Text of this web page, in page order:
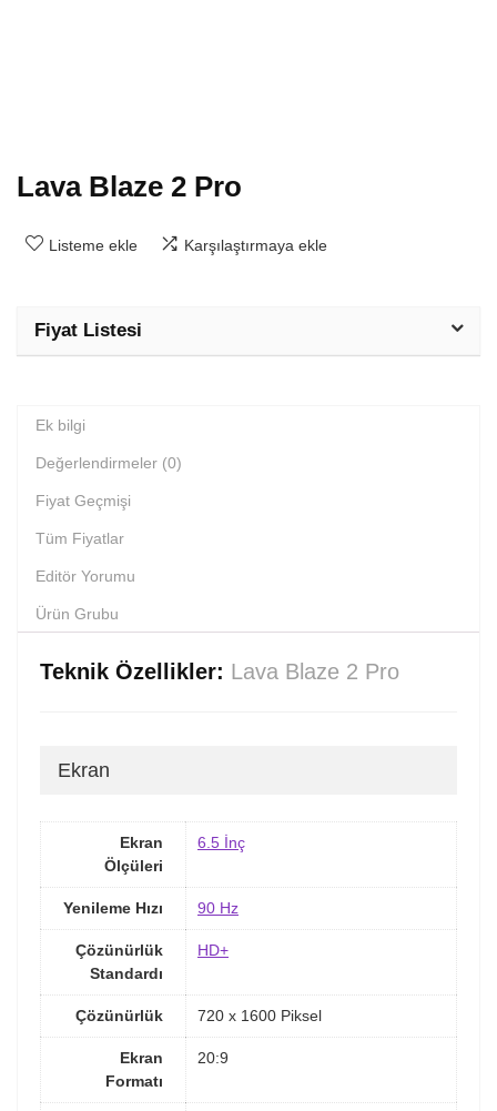
Lava Blaze 2 Pro
Listeme ekle Karşılaştırmaya ekle
Fiyat Listesi
Ek bilgi
Değerlendirmeler (0)
Fiyat Geçmişi
Tüm Fiyatlar
Editör Yorumu
Ürün Grubu
Teknik Özellikler: Lava Blaze 2 Pro
Ekran
Ekran
Ölçüleri
6.5 İnç
Yenileme Hızı 90 Hz
Çözünürlük
Standardı
HD+
Çözünürlük 720 x 1600 Piksel
Ekran
Formatı
20:9